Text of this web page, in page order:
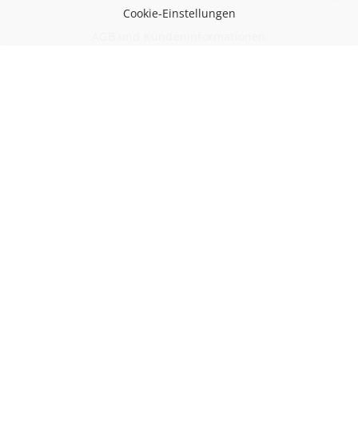
Cookie-Einstellungen